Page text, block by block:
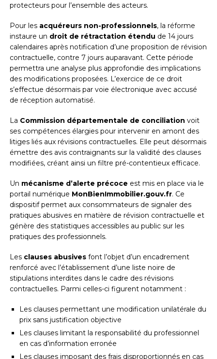
protecteurs pour l’ensemble des acteurs.
Pour les acquéreurs non-professionnels, la réforme
instaure un droit de rétractation étendu de 14 jours
calendaires après notification d’une proposition de révision
contractuelle, contre 7 jours auparavant. Cette période
permettra une analyse plus approfondie des implications
des modifications proposées. L’exercice de ce droit
s’effectue désormais par voie électronique avec accusé
de réception automatisé.
La Commission départementale de conciliation voit
ses compétences élargies pour intervenir en amont des
litiges liés aux révisions contractuelles. Elle peut désormais
émettre des avis contraignants sur la validité des clauses
modifiées, créant ainsi un filtre pré-contentieux efficace.
Un mécanisme d’alerte précoce est mis en place via le
portail numérique MonBienImmobilier.gouv.fr. Ce
dispositif permet aux consommateurs de signaler des
pratiques abusives en matière de révision contractuelle et
génère des statistiques accessibles au public sur les
pratiques des professionnels.
Les clauses abusives font l’objet d’un encadrement
renforcé avec l’établissement d’une liste noire de
stipulations interdites dans le cadre des révisions
contractuelles. Parmi celles-ci figurent notamment :
Les clauses permettant une modification unilatérale du
prix sans justification objective
Les clauses limitant la responsabilité du professionnel
en cas d’information erronée
Les clauses imposant des frais disproportionnés en cas